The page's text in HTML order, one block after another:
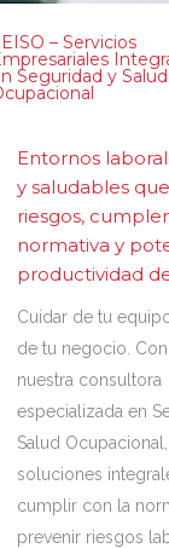
– Servicios
Seguridad y Salud
Entornos
y saludables
riesgos,
normativa y
productividad
Cuidar de tu
de tu negocio. Con
nuestra consultora
especializada en
Salud
soluciones
cumplir con la
prevenir riesgos